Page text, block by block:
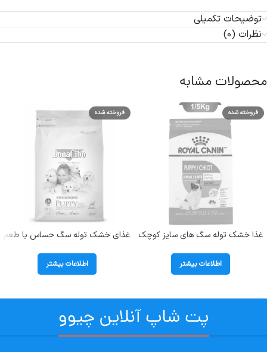
توضیحات تکمیلی
نظرات (0)
محصولات مشابه
فروخته شده
غذا خشک توله سگ های سایز کوچک
Small Puppy) وزن 1.5 کیلوگرماطلاعات بیشتر
فروخته شده
غذای خشک توله سگ حساس با طعم
کیلوگرم
اطلاعات بیشتر
پت شاپ آنلاین چیوو